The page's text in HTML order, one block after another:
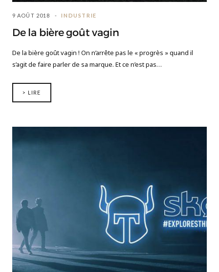
9 AOÛT 2018 INDUSTRIE
De la bière goût vagin
De la bière goût vagin ! On n’arrête pas le « progrès » quand il
s’agit de faire parler de sa marque. Et ce n’est pas…
> LIRE